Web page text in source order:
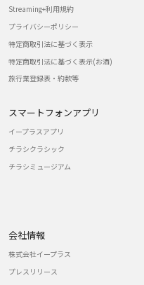
Streaming+利用規約
プライバシーポリシー
特定商取引法に基づく表示
特定商取引法に基づく表示(お酒)
旅行業登録表・約款等
スマートフォンアプリ
イープラスアプリ
チラシクラシック
チラシミュージアム
会社情報
株式会社イープラス
プレスリリース